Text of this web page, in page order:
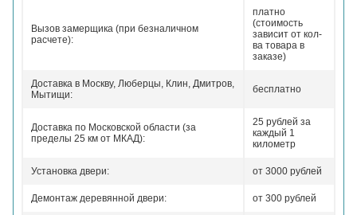
Вызов замерщика (при безналичном
расчете):
платно
(стоимость
зависит от кол-
ва товара в
заказе)
Доставка в Москву, Люберцы, Клин, Дмитров,
Мытищи:
бесплатно
Доставка по Московской области (за
пределы 25 км от МКАД):
25 рублей за
каждый 1
километр
Установка двери: от 3000 рублей
Демонтаж деревянной двери: от 300 рублей